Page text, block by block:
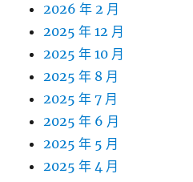
2026 年 2 月
2025 年 12 月
2025 年 10 月
2025 年 8 月
2025 年 7 月
2025 年 6 月
2025 年 5 月
2025 年 4 月